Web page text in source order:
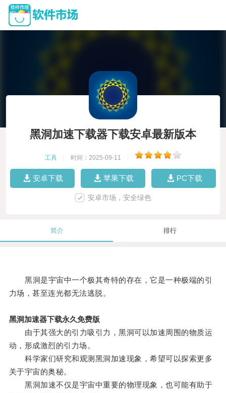
黑洞加速下载器下载安卓最新版本
工具 时间：2025-09-11
安卓下载 苹果下载 PC下载
安卓市场，安全绿色
简介 排行
黑洞是宇宙中一个极其奇特的存在，它是一种极端的引
力场，甚至连光都无法逃脱。
黑洞加速器下载永久免费版
由于其强大的引力吸引力，黑洞可以加速周围的物质运
动，形成激烈的引力场。
科学家们研究和观测黑洞加速现象，希望可以探索更多
关于宇宙的奥秘。
黑洞加速不仅是宇宙中重要的物理现象，也可能有助于